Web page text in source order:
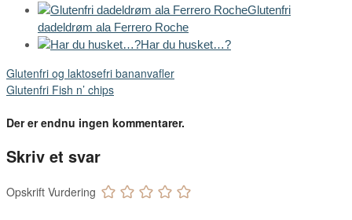
Glutenfri
dadeldrøm ala Ferrero Roche
Har du husket…?
Glutenfri og laktosefri bananvafler
Glutenfri Fish n’ chips
Der er endnu ingen kommentarer.
Skriv et svar
Opskrift Vurdering